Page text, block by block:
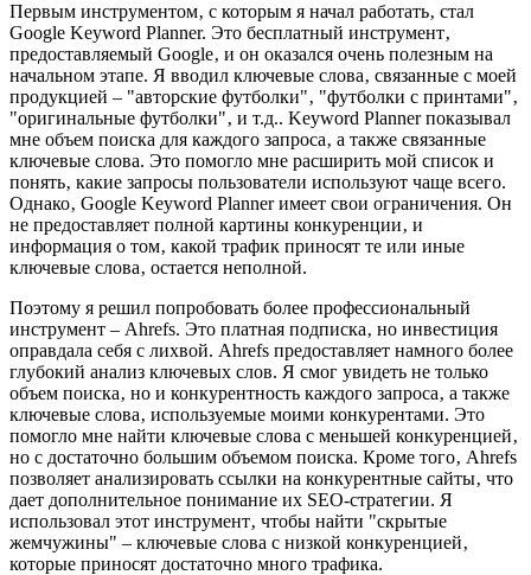
Первым инструментом‚ с которым я начал работать‚ стал
Google Keyword Planner. Это бесплатный инструмент‚
предоставляемый Google‚ и он оказался очень полезным на
начальном этапе. Я вводил ключевые слова‚ связанные с моей
продукцией – "авторские футболки"‚ "футболки с принтами"‚
"оригинальные футболки"‚ и т.д.. Keyword Planner показывал
мне объем поиска для каждого запроса‚ а также связанные
ключевые слова. Это помогло мне расширить мой список и
понять‚ какие запросы пользователи используют чаще всего.
Однако‚ Google Keyword Planner имеет свои ограничения. Он
не предоставляет полной картины конкуренции‚ и
информация о том‚ какой трафик приносят те или иные
ключевые слова‚ остается неполной.
Поэтому я решил попробовать более профессиональный
инструмент – Ahrefs. Это платная подписка‚ но инвестиция
оправдала себя с лихвой. Ahrefs предоставляет намного более
глубокий анализ ключевых слов. Я смог увидеть не только
объем поиска‚ но и конкурентность каждого запроса‚ а также
ключевые слова‚ используемые моими конкурентами. Это
помогло мне найти ключевые слова с меньшей конкуренцией‚
но с достаточно большим объемом поиска. Кроме того‚ Ahrefs
позволяет анализировать ссылки на конкурентные сайты‚ что
дает дополнительное понимание их SEO-стратегии. Я
использовал этот инструмент‚ чтобы найти "скрытые
жемчужины" – ключевые слова с низкой конкуренцией‚
которые приносят достаточно много трафика.